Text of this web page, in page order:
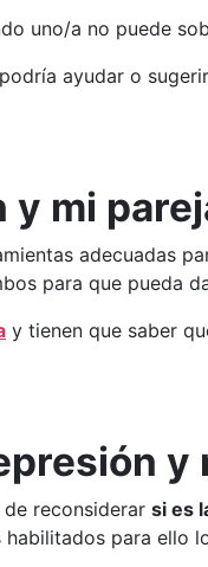
uno/a no puede
ayudar o
mi
adecuadas
para que pueda
y tienen que saber
y
de reconsiderar si es
para ello